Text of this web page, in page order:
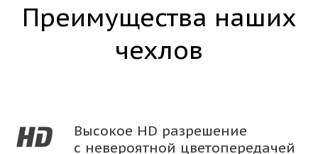
Преимущества наших
чехлов
Высокое HD разрешение
с невероятной цветопередачей